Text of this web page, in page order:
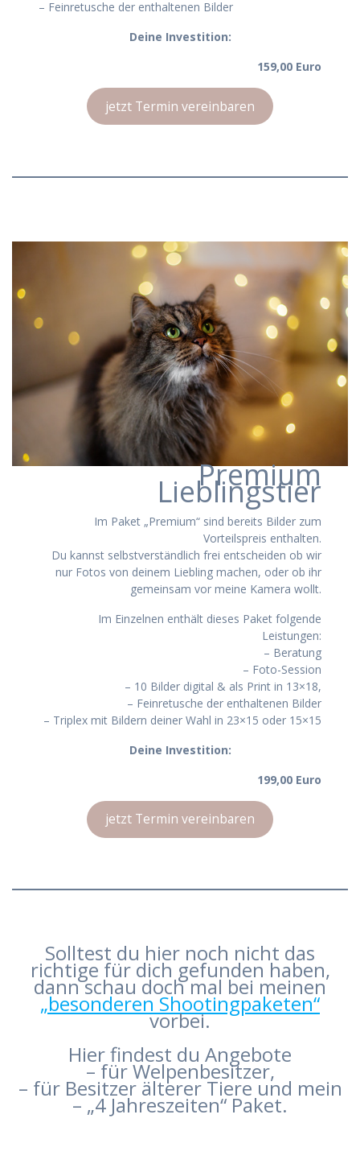
– Feinretusche der enthaltenen Bilder
Deine Investition:
159,00 Euro
jetzt Termin vereinbaren
Premium
Lieblingstier
Im Paket „Premium“ sind bereits Bilder zum
Vorteilspreis enthalten.
Du kannst selbstverständlich frei entscheiden ob wir
nur Fotos von deinem Liebling machen, oder ob ihr
gemeinsam vor meine Kamera wollt.
Im Einzelnen enthält dieses Paket folgende
Leistungen:
– Beratung
– Foto-Session
– 10 Bilder digital & als Print in 13×18,
– Feinretusche der enthaltenen Bilder
– Triplex mit Bildern deiner Wahl in 23×15 oder 15×15
Deine Investition:
199,00 Euro
jetzt Termin vereinbaren
Solltest du hier noch nicht das
richtige für dich gefunden haben,
dann schau doch mal bei meinen
„besonderen Shootingpaketen“
vorbei.
Hier findest du Angebote
– für Welpenbesitzer,
– für Besitzer älterer Tiere und mein
– „4 Jahreszeiten“ Paket.